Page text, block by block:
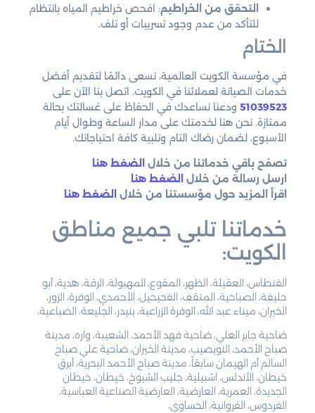
التحقق من الخراطيم: افحص خراطيم المياه بانتظام
للتأكد من عدم وجود تسريبات أو تلف.
الختام
في مؤسسة الكويت العالمية، نسعى دائمًا لتقديم أفضل
خدمات الصيانة لعملائنا في الكويت. اتصل بنا الآن على
51039523 ودعنا نساعدك في الحفاظ على غسالتك بحالة
ممتازة. نحن هنا لخدمتك على مدار الساعة وطوال أيام
الأسبوع، لضمان رضاك التام وتلبية كافة احتياجاتك.
تصفح باقي خدماتنا من خلال الضغط هنا
ارسل رسالة من خلال
الضغط هنا
اقرأ المزيد حول مؤسستنا من خلال
الضغط هنا
خدماتنا تلبي جميع مناطق
الكويت:
الفنطاس، العقيلة، الظهر، المقوع، المهبولة، الرقة، هدية، أبو
حليفة، الصباحية، المنقف، الفحيحيل، الأحمدي، الوفرة، الزور،
الخيران، ميناء عبد الله، الوفرة الزراعية، بنيدر، الجليعة، الضباعية،
ضاحية جابر العلي، ضاحية فهد الأحمد، الشعيبة، واره، مدينة
صباح الأحمد، النويصيب، مدينة الخيران، ضاحية علي صباح
السالم أم الهيمان سابقاً، مدينة صباح الأحمد البحرية، أبرق
خيطان، الأندلس، اشبيلية، جليب الشيوخ، خيطان، خيطان
الجديدة، العمرية، العارضية، العارضية الصناعية العباسية،
الفردوس، الفروانية، الحساوي،